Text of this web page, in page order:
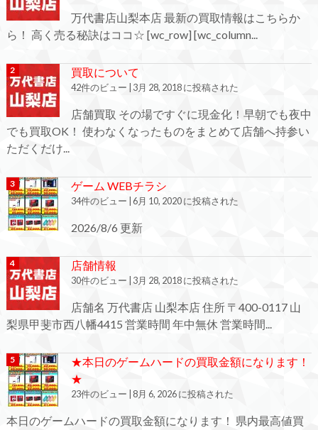
万代書店山梨本店 最新の買取情報はこちらか
ら！ 高く売る秘訣はココ☆ [wc_row] [wc_column...
買取について
42件のビュー 3月 28, 2018 に投稿された
店舗買取 その場ですぐに現金化！早朝でも夜中
でも買取OK！ 使わなくなったものをまとめて店舗へ持参い
ただくだけ...
ゲーム WEBチラシ
34件のビュー 6月 10, 2020 に投稿された
2026/8/6 更新
店舗情報
30件のビュー 3月 28, 2018 に投稿された
店舗名 万代書店 山梨本店 住所 〒400-0117 山
梨県甲斐市西八幡4415 営業時間 年中無休 営業時間...
★本日のゲームハードの買取金額になります！
★
23件のビュー 8月 6, 2026 に投稿された
本日のゲームハードの買取金額になります！ 県内最高値買